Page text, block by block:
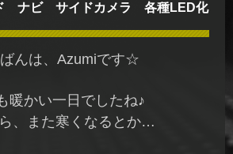
ナビ サイドカメラ 各種LED化
んは、Azumiです☆
暖かい一日でしたね♪
、また寒くなるとか…